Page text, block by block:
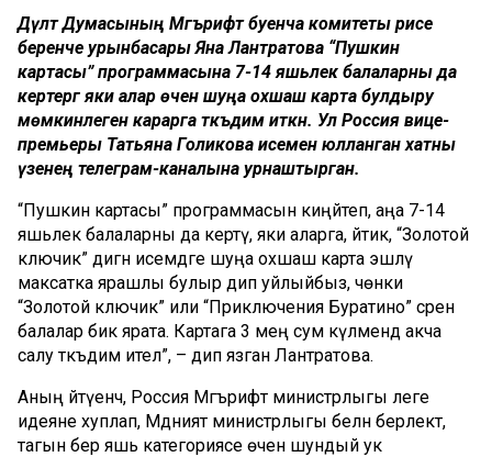
Дәүләт Думасының Мәгърифәт буенча комитеты рәисе
беренче урынбасары Яна Лантратова “Пушкин
картасы” программасына 7-14 яшьлек балаларны да
кертергә яки алар өчен шуңа охшаш карта булдыру
мөмкинлеген карарга тәкъдим иткән. Ул Россия вице-
премьеры Татьяна Голикова исеменә юлланган хатны
үзенең телеграм-каналына урнаштырган.
“Пушкин картасы” программасын киңәйтеп, аңа 7-14
яшьлек балаларны да кертү, яки аларга, әйтик, “Золотой
ключик” дигән исемдәге шуңа охшаш карта эшләү
максатка ярашлы булыр дип уйлыйбыз, чөнки
“Золотой ключик” или “Приключения Буратино” әсәрен
балалар бик ярата. Картага 3 мең сум күләмендә акча
салу тәкъдим ителә”, – дип язган Лантратова.
Аның әйтүенчә, Россия Мәгърифәт министрлыгы әлеге
идеяне хуплап, Мәдәният министрлыгы белән берлектә,
тагын бер яшь категориясе өчен шундый ук